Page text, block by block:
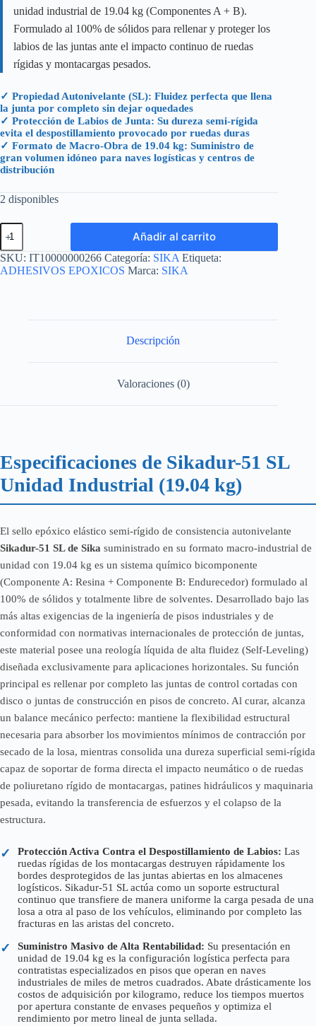
unidad industrial de 19.04 kg (Componentes A + B).
Formulado al 100% de sólidos para rellenar y proteger los
labios de las juntas ante el impacto continuo de ruedas
rígidas y montacargas pesados.
✓ Propiedad Autonivelante (SL): Fluidez perfecta que llena
la junta por completo sin dejar oquedades
✓ Protección de Labios de Junta: Su dureza semi-rígida
evita el despostillamiento provocado por ruedas duras
✓ Formato de Macro-Obra de 19.04 kg: Suministro de
gran volumen idóneo para naves logísticas y centros de
distribución
2 disponibles
SIKADUR-
51
SL
UNIDAD
19.04
Añadir al carrito
SKU: IT10000000266 Categoría: SIKA Etiqueta:
ADHESIVOS EPOXICOS Marca: SIKA
Descripción
Valoraciones (0)
Especificaciones de Sikadur-51 SL
Unidad Industrial (19.04 kg)
El sello epóxico elástico semi-rígido de consistencia autonivelante
Sikadur-51 SL de Sika suministrado en su formato macro-industrial de
unidad con 19.04 kg es un sistema químico bicomponente
(Componente A: Resina + Componente B: Endurecedor) formulado al
100% de sólidos y totalmente libre de solventes. Desarrollado bajo las
más altas exigencias de la ingeniería de pisos industriales y de
conformidad con normativas internacionales de protección de juntas,
este material posee una reología líquida de alta fluidez (Self-Leveling)
diseñada exclusivamente para aplicaciones horizontales. Su función
principal es rellenar por completo las juntas de control cortadas con
disco o juntas de construcción en pisos de concreto. Al curar, alcanza
un balance mecánico perfecto: mantiene la flexibilidad estructural
necesaria para absorber los movimientos mínimos de contracción por
secado de la losa, mientras consolida una dureza superficial semi-rígida
capaz de soportar de forma directa el impacto neumático o de ruedas
de poliuretano rígido de montacargas, patines hidráulicos y maquinaria
pesada, evitando la transferencia de esfuerzos y el colapso de la
estructura.
✓ Protección Activa Contra el Despostillamiento de Labios: Las
ruedas rígidas de los montacargas destruyen rápidamente los
bordes desprotegidos de las juntas abiertas en los almacenes
logísticos. Sikadur-51 SL actúa como un soporte estructural
continuo que transfiere de manera uniforme la carga pesada de una
losa a otra al paso de los vehículos, eliminando por completo las
fracturas en las aristas del concreto.
✓ Suministro Masivo de Alta Rentabilidad: Su presentación en
unidad de 19.04 kg es la configuración logística perfecta para
contratistas especializados en pisos que operan en naves
industriales de miles de metros cuadrados. Abate drásticamente los
costos de adquisición por kilogramo, reduce los tiempos muertos
por apertura constante de envases pequeños y optimiza el
rendimiento por metro lineal de junta sellada.